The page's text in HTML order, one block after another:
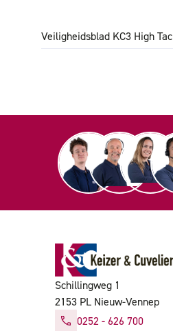
Veiligheidsblad KC3 High
Schillingweg 1
2153 PL Nieuw-Vennep
0252 - 626 700